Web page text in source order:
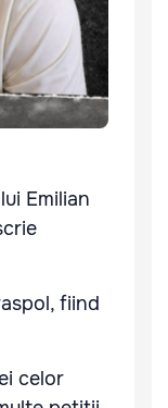
Emilian
fiind
celor